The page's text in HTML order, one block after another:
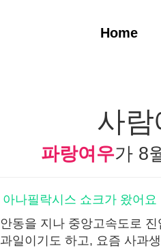
Home
사
파랑여우가 8
아나필락시스 쇼크가 왔어요
안동을 지나 중앙고속도로
과일이기도 하고, 요즘 사과